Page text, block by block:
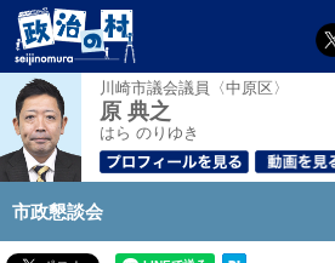
川崎市議会議員〈中原区〉
原 典之
はら のりゆき
市政懇談会